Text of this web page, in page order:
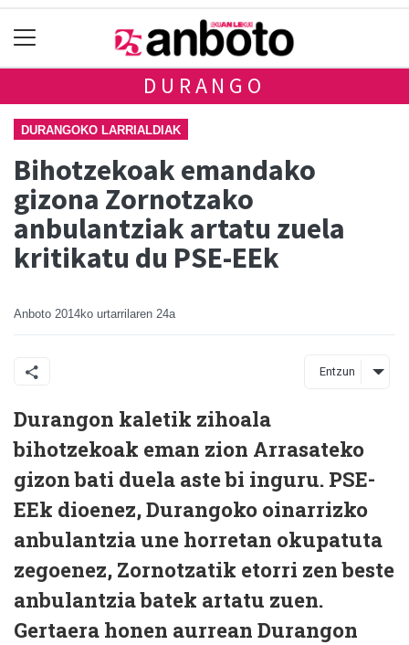
DURANGO
DURANGOKO LARRIALDIAK
Bihotzekoak emandako
gizona Zornotzako
anbulantziak artatu zuela
kritikatu du PSE-EEk
Anboto 2014ko urtarrilaren 24a
Entzun
Durangon kaletik zihoala
bihotzekoak eman zion Arrasateko
gizon bati duela aste bi inguru. PSE-
EEk dioenez, Durangoko oinarrizko
anbulantzia une horretan okupatuta
zegoenez, Zornotzatik etorri zen beste
anbulantzia batek artatu zuen.
Gertaera honen aurrean Durangon